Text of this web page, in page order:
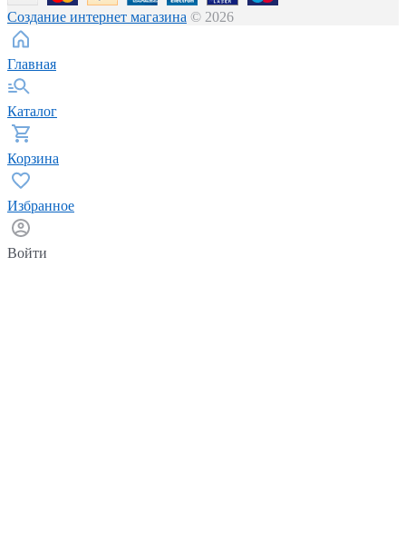
Создание интернет магазина © 2026
Главная
Каталог
Корзина
Избранное
Войти